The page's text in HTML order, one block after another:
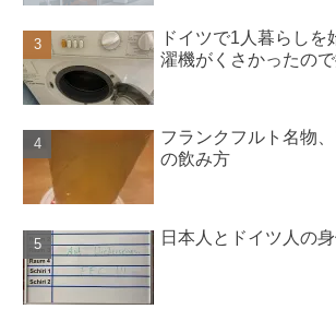
ドイツで1人暮らしを
濯機がくさかったの
フランクフルト名物
の飲み方
日本人とドイツ人の